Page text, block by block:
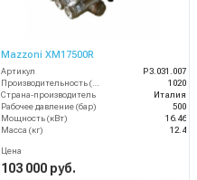
Mazzoni XM17500R
Артикул
P3.031.007
Производительность (л/ч)
1020
Страна-производитель
Италия
Рабочее давление (бар)
500
Мощность (кВт)
16.46
Масса (кг)
12.4
Цена
103 000 руб.